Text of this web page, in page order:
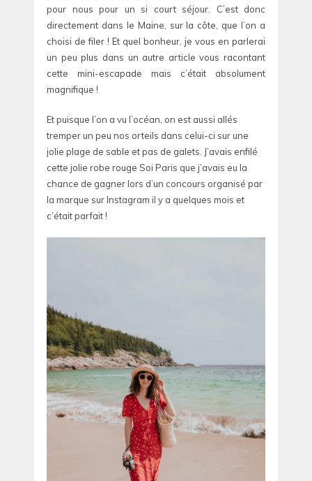
pour nous pour un si court séjour. C’est donc
directement dans le Maine, sur la côte, que l’on a
choisi de filer ! Et quel bonheur, je vous en parlerai
un peu plus dans un autre article vous racontant
cette mini-escapade mais c’était absolument
magnifique !
Et puisque l’on a vu l’océan, on est aussi allés
tremper un peu nos orteils dans celui-ci sur une
jolie plage de sable et pas de galets. J’avais enfilé
cette jolie robe rouge Soi Paris que j’avais eu la
chance de gagner lors d’un concours organisé par
la marque sur Instagram il y a quelques mois et
c’était parfait !